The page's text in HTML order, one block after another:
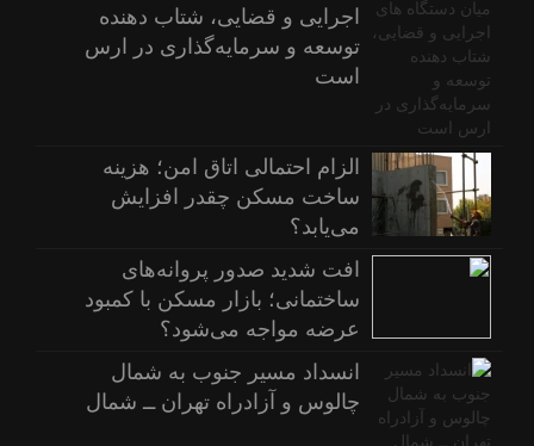
اجرایی و قضایی، شتاب‌ دهنده
توسعه و سرمایه‌گذاری در ارس
است
الزام احتمالی اتاق امن؛ هزینه
ساخت مسکن چقدر افزایش
می‌یابد؟
افت شدید صدور پروانه‌های
ساختمانی؛ بازار مسکن با کمبود
عرضه مواجه می‌شود؟
انسداد مسیر جنوب به شمال
چالوس و آزادراه تهران ــ شمال